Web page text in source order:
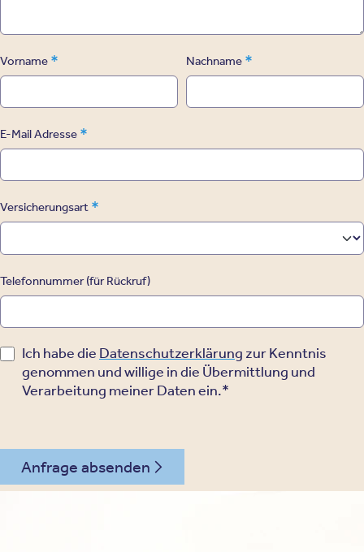
Vorname * Nachname *
E-Mail Adresse *
Versicherungsart *
Telefonnummer (für Rückruf)
Ich habe die Datenschutzerklärung zur Kenntnis
genommen und willige in die Übermittlung und
Verarbeitung meiner Daten ein.*
Anfrage absenden